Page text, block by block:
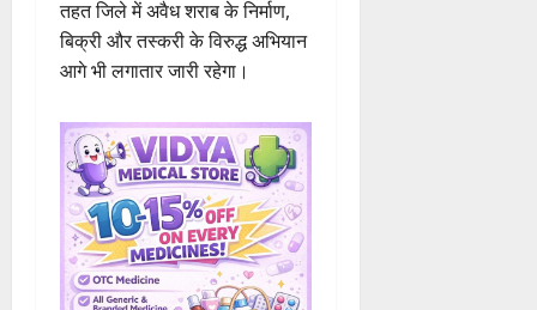
तहत जिले में अवैध शराब के निर्माण,
बिक्री और तस्करी के विरुद्ध अभियान
आगे भी लगातार जारी रहेगा।